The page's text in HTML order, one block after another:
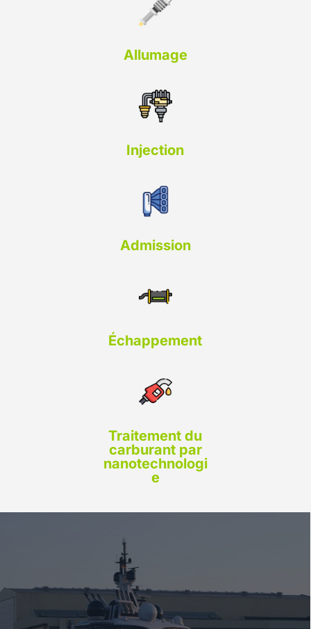
Allumage
Injection
Admission
Échappement
Traitement du
carburant par
nanotechnologi
e